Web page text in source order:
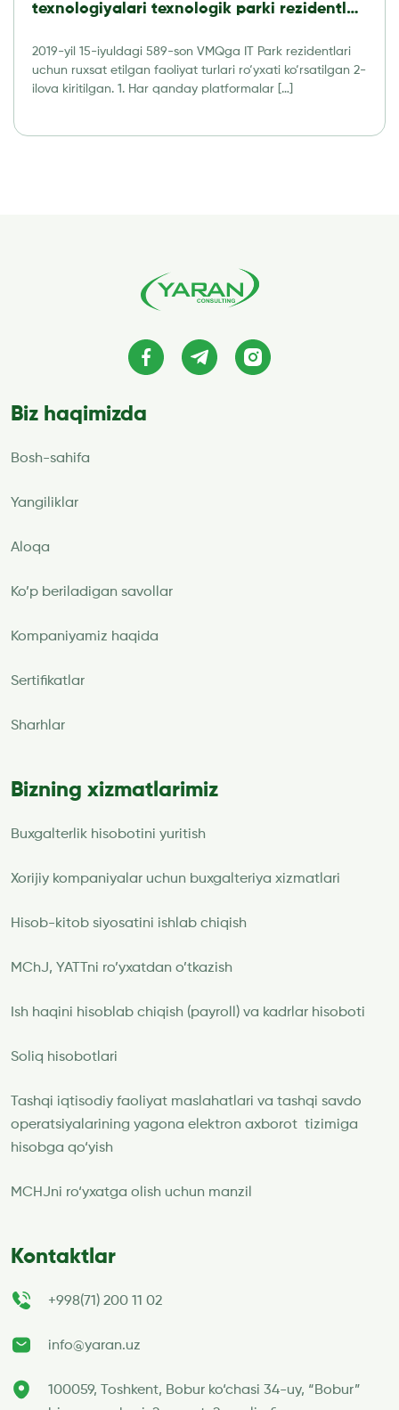
texnologiyalari texnologik parki rezidentlari
etilgan faoliyat turlari RO’YXATI
2019-yil 15-iyuldagi 589-son VMQga IT Park rezidentlari
uchun ruxsat etilgan faoliyat turlari ro‘yxati ko‘rsatilgan 2-
ilova kiritilgan. 1. Har qanday platformalar […]
Biz haqimizda
Bosh-sahifa
Yangiliklar
Aloqa
Ko’p beriladigan savollar
Kompaniyamiz haqida
Sertifikatlar
Sharhlar
Bizning xizmatlarimiz
Buxgalterlik hisobotini yuritish
Xorijiy kompaniyalar uchun buxgalteriya xizmatlari
Hisob-kitob siyosatini ishlab chiqish
MChJ, YATTni ro’yxatdan o’tkazish
Ish haqini hisoblab chiqish (payroll) va kadrlar hisoboti
Soliq hisobotlari
Tashqi iqtisodiy faoliyat maslahatlari va tashqi savdo
operatsiyalarining yagona elektron axborot tizimiga
hisobga qo‘yish
MCHJni ro‘yxatga olish uchun manzil
Kontaktlar
+998(71) 200 11 02
info@yaran.uz
100059, Toshkent, Bobur ko‘chasi 34-uy, “Bobur”